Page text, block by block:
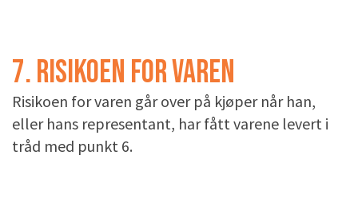
7. RISIKOEN FOR VAREN
Risikoen for varen går over på kjøper når han,
eller hans representant, har fått varene levert i
tråd med punkt 6.